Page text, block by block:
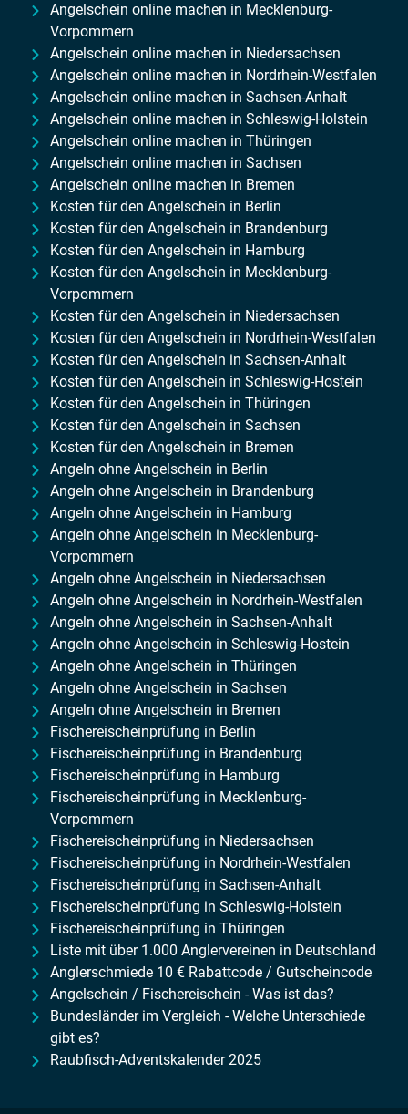
Angelschein online machen in Mecklenburg-
Vorpommern
Angelschein online machen in Niedersachsen
Angelschein online machen in Nordrhein-Westfalen
Angelschein online machen in Sachsen-Anhalt
Angelschein online machen in Schleswig-Holstein
Angelschein online machen in Thüringen
Angelschein online machen in Sachsen
Angelschein online machen in Bremen
Kosten für den Angelschein in Berlin
Kosten für den Angelschein in Brandenburg
Kosten für den Angelschein in Hamburg
Kosten für den Angelschein in Mecklenburg-
Vorpommern
Kosten für den Angelschein in Niedersachsen
Kosten für den Angelschein in Nordrhein-Westfalen
Kosten für den Angelschein in Sachsen-Anhalt
Kosten für den Angelschein in Schleswig-Hostein
Kosten für den Angelschein in Thüringen
Kosten für den Angelschein in Sachsen
Kosten für den Angelschein in Bremen
Angeln ohne Angelschein in Berlin
Angeln ohne Angelschein in Brandenburg
Angeln ohne Angelschein in Hamburg
Angeln ohne Angelschein in Mecklenburg-
Vorpommern
Angeln ohne Angelschein in Niedersachsen
Angeln ohne Angelschein in Nordrhein-Westfalen
Angeln ohne Angelschein in Sachsen-Anhalt
Angeln ohne Angelschein in Schleswig-Hostein
Angeln ohne Angelschein in Thüringen
Angeln ohne Angelschein in Sachsen
Angeln ohne Angelschein in Bremen
Fischereischeinprüfung in Berlin
Fischereischeinprüfung in Brandenburg
Fischereischeinprüfung in Hamburg
Fischereischeinprüfung in Mecklenburg-
Vorpommern
Fischereischeinprüfung in Niedersachsen
Fischereischeinprüfung in Nordrhein-Westfalen
Fischereischeinprüfung in Sachsen-Anhalt
Fischereischeinprüfung in Schleswig-Holstein
Fischereischeinprüfung in Thüringen
Liste mit über 1.000 Anglervereinen in Deutschland
Anglerschmiede 10 € Rabattcode / Gutscheincode
Angelschein / Fischereischein - Was ist das?
Bundesländer im Vergleich - Welche Unterschiede
gibt es?
Raubfisch-Adventskalender 2025